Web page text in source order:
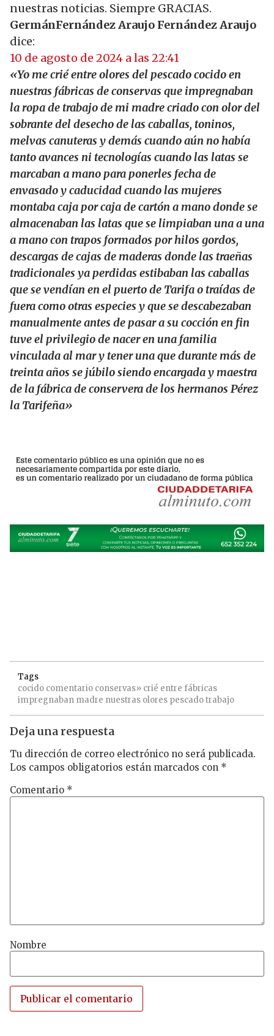
nuestras noticias. Siempre GRACIAS.
GermánFernández Araujo Fernández Araujo
dice:
10 de agosto de 2024 a las 22:41
«Yo me crié entre olores del pescado cocido en
nuestras fábricas de conservas que impregnaban
la ropa de trabajo de mi madre criado con olor del
sobrante del desecho de las caballas, toninos,
melvas canuteras y demás cuando aún no había
tanto avances ni tecnologías cuando las latas se
marcaban a mano para ponerles fecha de
envasado y caducidad cuando las mujeres
montaba caja por caja de cartón a mano donde se
almacenaban las latas que se limpiaban una a una
a mano con trapos formados por hilos gordos,
descargas de cajas de maderas donde las traeñas
tradicionales ya perdidas estibaban las caballas
que se vendían en el puerto de Tarifa o traídas de
fuera como otras especies y que se descabezaban
manualmente antes de pasar a su cocción en fin
tuve el privilegio de nacer en una familia
vinculada al mar y tener una que durante más de
treinta años se júbilo siendo encargada y maestra
de la fábrica de conservera de los hermanos Pérez
la Tarifeña»
Tags
cocido comentario conservas» crié entre fábricas
impregnaban madre nuestras olores pescadotrabajo
Deja una respuesta
Tu dirección de correo electrónico no será publicada.
Los campos obligatorios están marcados con *
Comentario *
Nombre